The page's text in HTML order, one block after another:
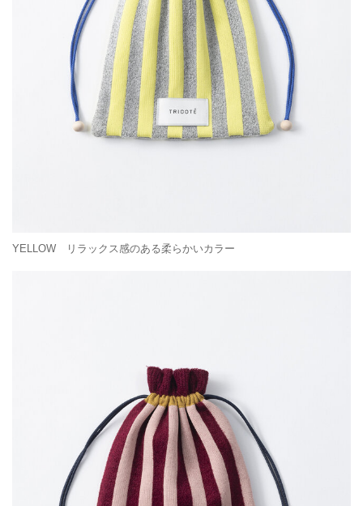
YELLOW リラックス感のある柔らかいカラー